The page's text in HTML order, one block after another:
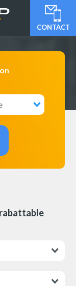
CONTACT